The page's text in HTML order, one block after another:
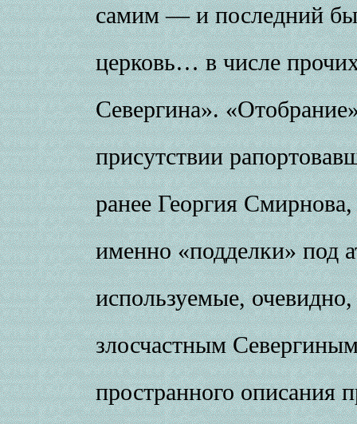
самим — и последний
церковь… в числе
Севергина».
присутствии
ранее Георгия
именно «подделки» под
используемые,
злосчастным
пространного описания